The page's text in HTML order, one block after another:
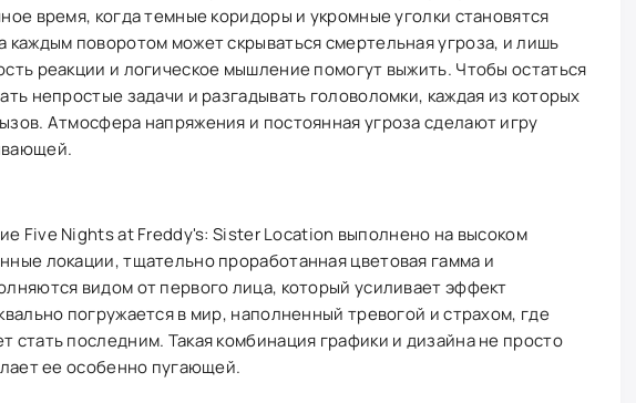
время, когда темные коридоры и укромные уголки становятся
поворотом может скрываться смертельная угроза, и лишь
реакции и логическое мышление помогут выжить. Чтобы остаться
непростые задачи и разгадывать головоломки, каждая из которых
Атмосфера напряжения и постоянная угроза сделают игру
Five Nights at Freddy's: Sister Location выполнено на высоком
локации, тщательно проработанная цветовая гамма и
видом от первого лица, который усиливает эффект
погружается в мир, наполненный тревогой и страхом, где
стать последним. Такая комбинация графики и дизайна не просто
ее особенно пугающей.